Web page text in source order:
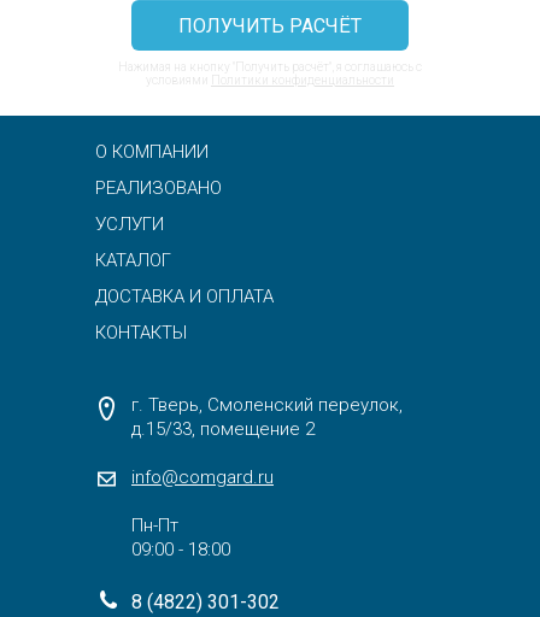
Нажимая на кнопку "Получить расчёт", я соглашаюсь с
условиями
Политики конфиденциальности
О КОМПАНИИ
РЕАЛИЗОВАНО
УСЛУГИ
КАТАЛОГ
ДОСТАВКА И ОПЛАТА
КОНТАКТЫ
г. Тверь, Смоленский переулок,
д.15/33, помещение 2
info@comgard.ru
Пн-Пт
09:00 - 18:00
8 (4822) 301-302